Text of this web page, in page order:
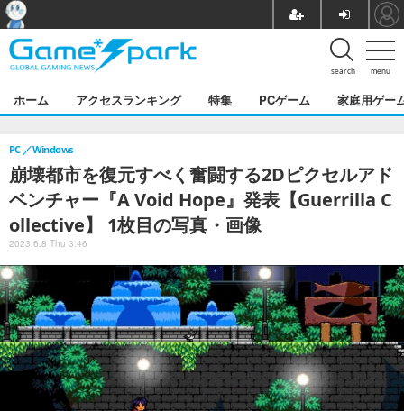
menu
search
ホーム アクセスランキング 特集 PCゲーム 家庭用ゲー
崩壊都市を復元すべく奮闘する2Dピクセルアド
ベンチャー『A Void Hope』発表【Guerrilla C
ollective】 1枚目の写真・画像
PC Windows
2023.6.8 Thu 3:46